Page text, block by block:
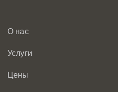
О нас
Услуги
Цены